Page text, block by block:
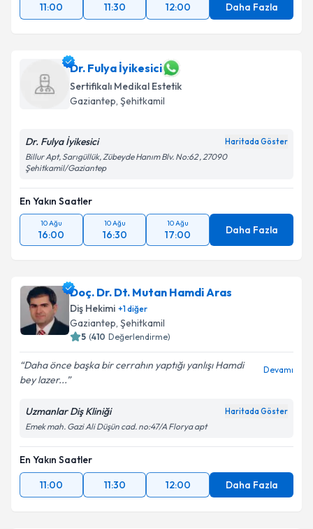
11:00 11:30 12:00 Daha Fazla
Dr. Fulya İyikesici
Sertifikalı Medikal Estetik
Gaziantep, Şehitkamil
Dr. Fulya İyikesici Haritada Göster
Billur Apt, Sarıgüllük, Zübeyde Hanım Blv. No:62 , 27090
Şehitkamil/Gaziantep
En Yakın Saatler
10 Ağu
16:00
10 Ağu
16:30
10 Ağu
17:00 Daha Fazla
Doç. Dr. Dt. Mutan Hamdi Aras
Diş Hekimi +1diğer
Gaziantep, Şehitkamil
5 (410 Değerlendirme)
Daha önce başka bir cerrahın yaptığı yanlışı Hamdi
bey lazer...
Devamı
Uzmanlar Diş Kliniği Haritada Göster
Emek mah. Gazi Ali Düşün cad. no:47/A Florya apt
En Yakın Saatler
11:00
11:30 12:00 Daha Fazla